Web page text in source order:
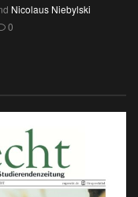
Nicolaus Niebylski
0